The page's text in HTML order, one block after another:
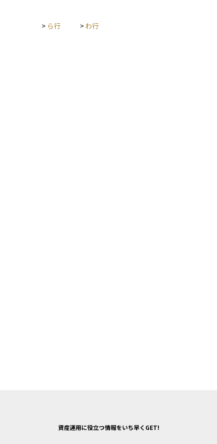
> ら行 > わ行
資産運用に役立つ情報をいち早くGET!